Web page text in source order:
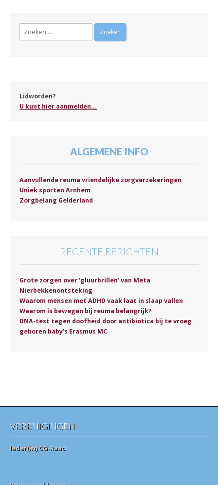
Zoeken
Lidworden?
U kunt hier aanmelden...
ALGEMENE INFO
Aanvullende reuma vriendelijke zorgverzekeringen
Uniek sporten Arnhem
Zorgbelang Gelderland
RECENTE BERICHTEN
Grote zorgen over ‘gluurbrillen’ van Meta
Nierbekkenontsteking
Waarom mensen met ADHD vaak laat in slaap vallen
Waarom is bewegen bij reuma belangrijk?
DNA-test tegen doofheid door antibiotica bij te vroeg
geboren baby’s Erasmus MC
VERENIGINGEN
Ieder(in) CG-Raad